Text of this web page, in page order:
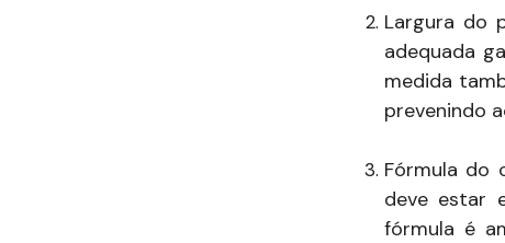
Largura do
adequada
medida
prevenindo
Fórmula do
deve estar
fórmula é